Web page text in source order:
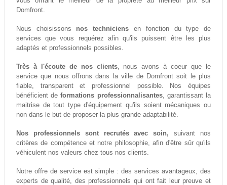
Domfront.
Nous choisissons nos techniciens en fonction du type de
services que vous requérez afin qu'ils puissent être les plus
adaptés et professionnels possibles.
Très à l'écoute de nos clients, nous avons à coeur que le
service que nous offrons dans la ville de Domfront soit le plus
fiable, transparent et professionnel possible. Nos équipes
bénéficient deformations professionnalisantes, garantissant la
maitrise de tout type d'équipement qu'ils soient mécaniques ou
non dans le but de proposer la plus grande adaptabilité.
Nos professionnels sont recrutés avec soin, suivant nos
critères de compétence et notre philosophie, afin d'être sûr qu'ils
véhiculent nos valeurs chez tous nos clients.
Notre offre de service est simple : des services avantageux, des
experts de qualité, des professionnels qui ont fait leur preuve et